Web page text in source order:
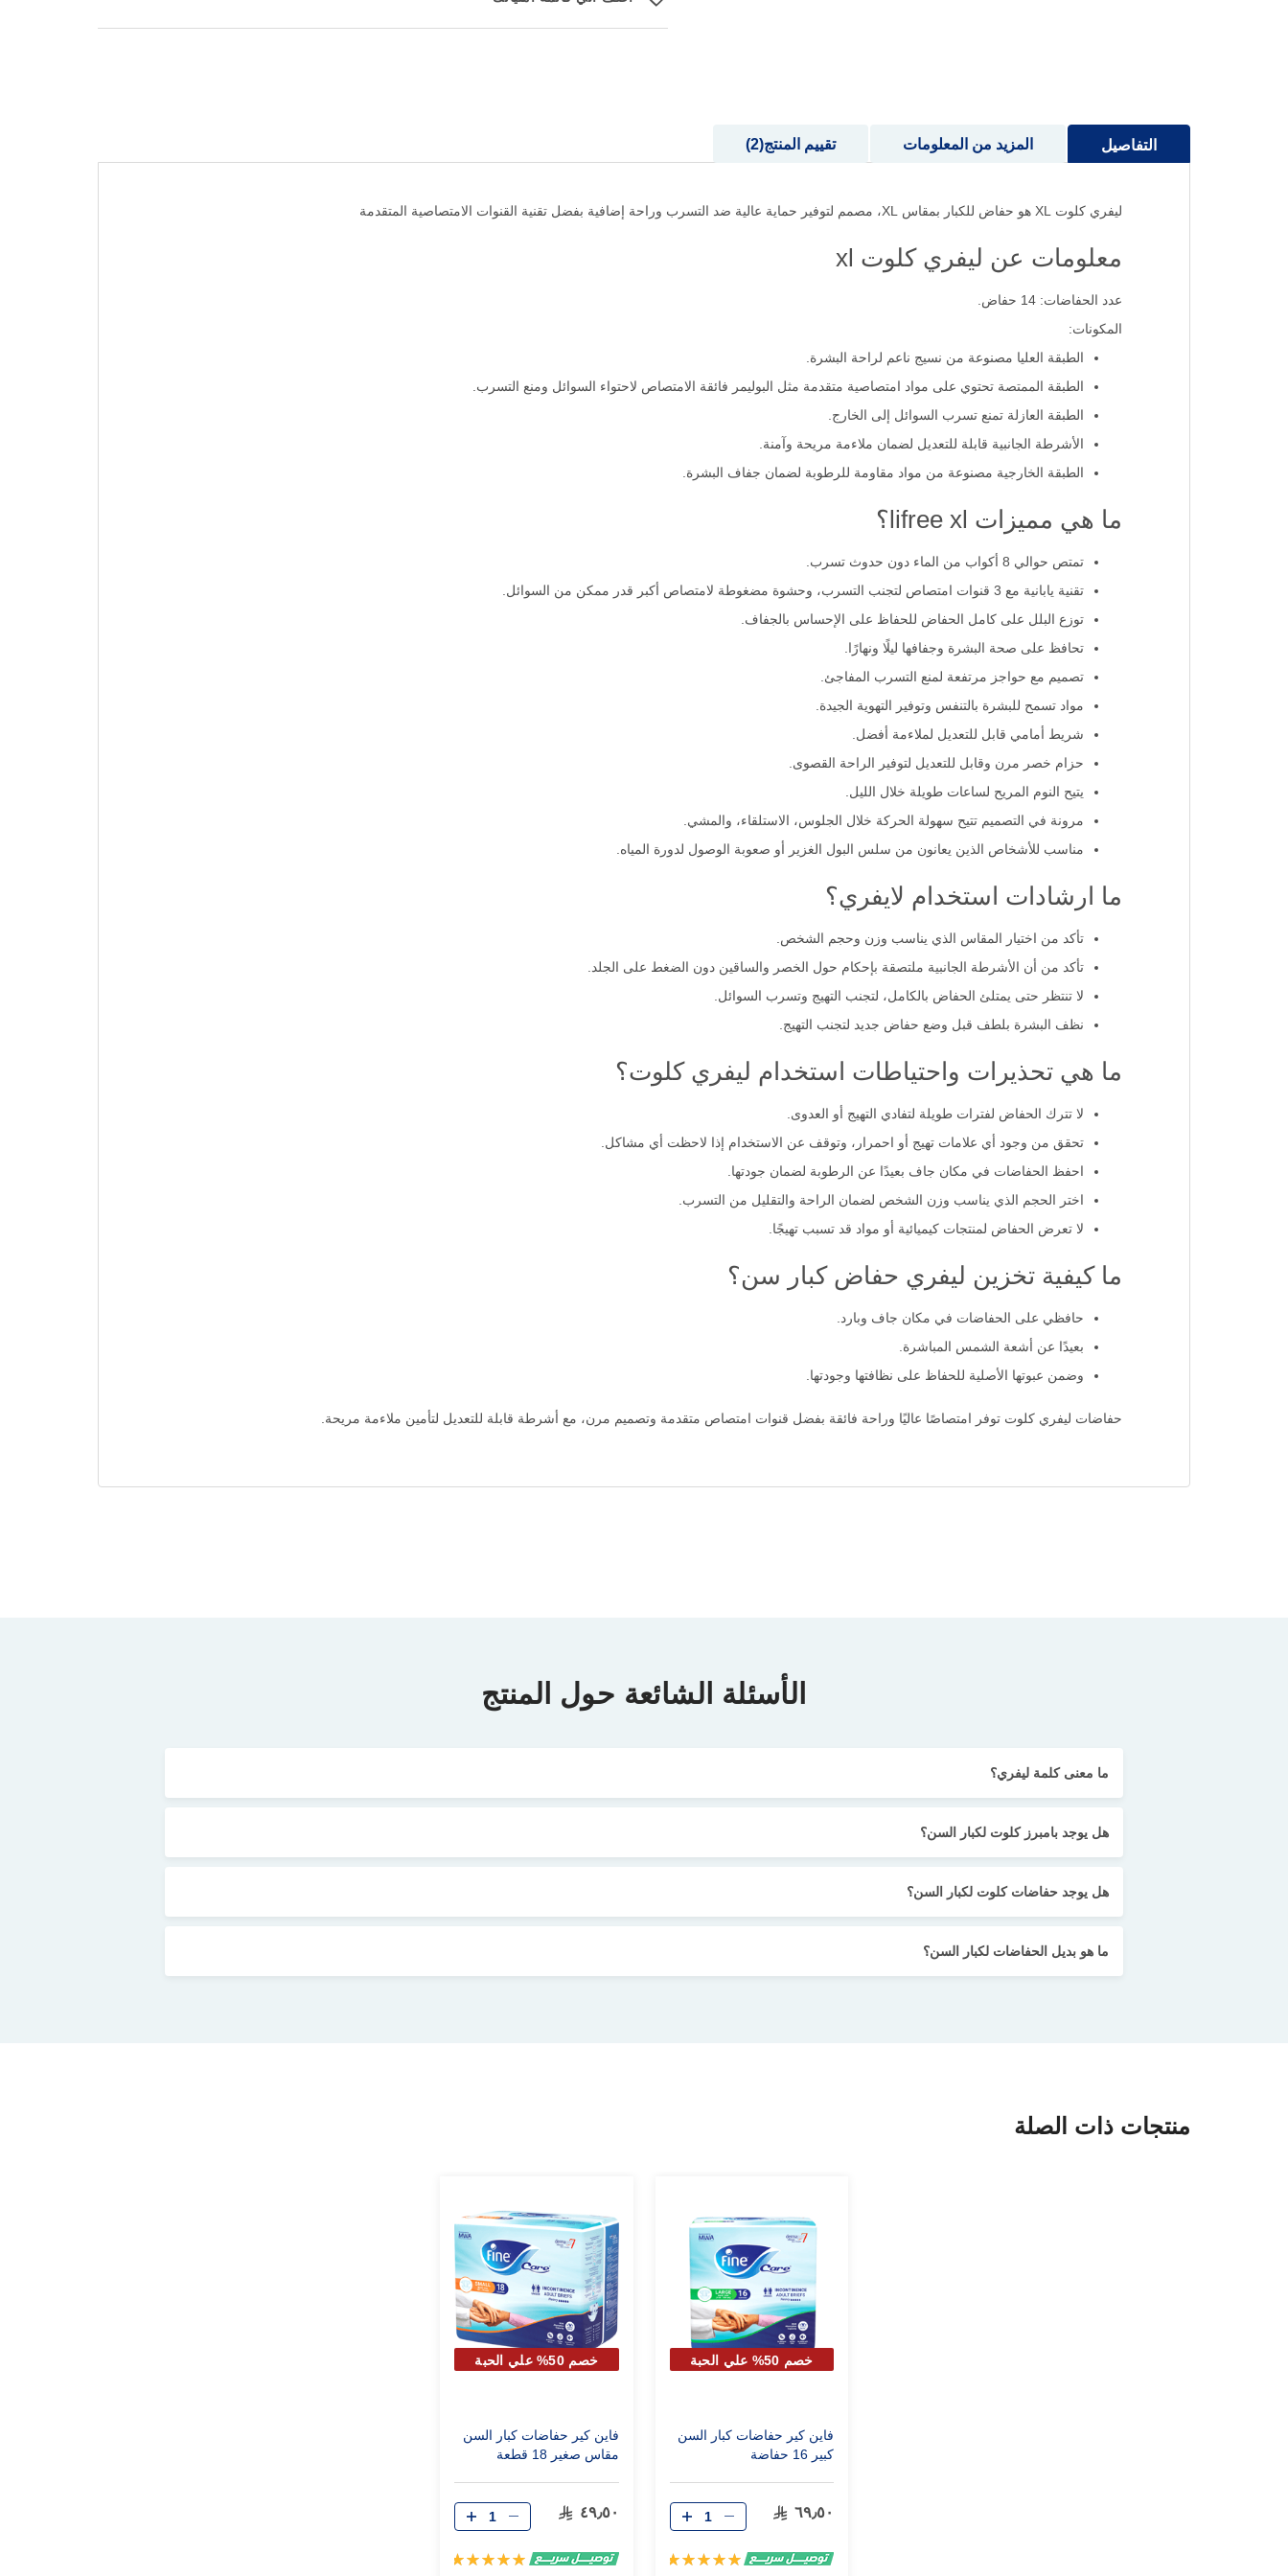
التفاصيل
ليفري كلوت XL هو حفاض للكبار بمقاس XL، مصمم لتوفير حماية عالية ضد التسرب وراحة إضافية بفضل تقنية القنوات الامتصاصية المتقدمة
معلومات عن ليفري كلوت xl
عدد الحفاضات: 14 حفاض.
المكونات:
الطبقة العليا مصنوعة من نسيج ناعم لراحة البشرة.
الطبقة الممتصة تحتوي على مواد امتصاصية متقدمة مثل البوليمر فائقة الامتصاص لاحتواء السوائل ومنع التسرب.
الطبقة العازلة تمنع تسرب السوائل إلى الخارج.
الأشرطة الجانبية قابلة للتعديل لضمان ملاءمة مريحة وآمنة.
الطبقة الخارجية مصنوعة من مواد مقاومة للرطوبة لضمان جفاف البشرة.
ما هي مميزات lifree xl؟
تمتص حوالي 8 أكواب من الماء دون حدوث تسرب.
تقنية يابانية مع 3 قنوات امتصاص لتجنب التسرب، وحشوة مضغوطة لامتصاص أكبر قدر ممكن من السوائل.
توزع البلل على كامل الحفاض للحفاظ على الإحساس بالجفاف.
تحافظ على صحة البشرة وجفافها ليلًا ونهارًا.
تصميم مع حواجز مرتفعة لمنع التسرب المفاجئ.
مواد تسمح للبشرة بالتنفس وتوفير التهوية الجيدة.
شريط أمامي قابل للتعديل لملاءمة أفضل.
حزام خصر مرن وقابل للتعديل لتوفير الراحة القصوى.
يتيح النوم المريح لساعات طويلة خلال الليل.
مرونة في التصميم تتيح سهولة الحركة خلال الجلوس، الاستلقاء، والمشي.
مناسب للأشخاص الذين يعانون من سلس البول الغزير أو صعوبة الوصول لدورة المياه.
ما ارشادات استخدام لايفري؟
تأكد من اختيار المقاس الذي يناسب وزن وحجم الشخص.
تأكد من أن الأشرطة الجانبية ملتصقة بإحكام حول الخصر والساقين دون الضغط على الجلد.
لا تنتظر حتى يمتلئ الحفاض بالكامل، لتجنب التهيج وتسرب السوائل.
نظف البشرة بلطف قبل وضع حفاض جديد لتجنب التهيج.
ما هي تحذيرات واحتياطات استخدام ليفري كلوت؟
لا تترك الحفاض لفترات طويلة لتفادي التهيج أو العدوى.
تحقق من وجود أي علامات تهيج أو احمرار، وتوقف عن الاستخدام إذا لاحظت أي مشاكل.
احفظ الحفاضات في مكان جاف بعيدًا عن الرطوبة لضمان جودتها.
اختر الحجم الذي يناسب وزن الشخص لضمان الراحة والتقليل من التسرب.
لا تعرض الحفاض لمنتجات كيميائية أو مواد قد تسبب تهيجًا.
ما كيفية تخزين ليفري حفاض كبار سن؟
حافظي على الحفاضات في مكان جاف وبارد.
بعيدًا عن أشعة الشمس المباشرة.
وضمن عبوتها الأصلية للحفاظ على نظافتها وجودتها.
حفاضات ليفري كلوت توفر امتصاصًا عاليًا وراحة فائقة بفضل قنوات امتصاص متقدمة وتصميم مرن، مع أشرطة قابلة للتعديل لتأمين ملاءمة مريحة.
المزيد من المعلومات تقييم المنتج 2
الأسئلة الشائعة حول المنتج
ما معنى كلمة ليفري؟
هل يوجد بامبرز كلوت لكبار السن؟
هل يوجد حفاضات كلوت لكبار السن؟
ما هو بديل الحفاضات لكبار السن؟
منتجات ذات الصلة
خصم 50% علي الحبة
فاين كير حفاضات كبار السن
كبير 16 حفاضة
٦٩٫٥٠
تقييم:
خصم 50% علي الحبة
فاين كير حفاضات كبار السن
مقاس صغير 18 قطعة
٤٩٫٥٠
تقييم: